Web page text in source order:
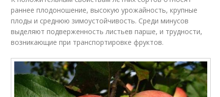
раннее плодоношение, высокую урожайность, крупные
плоды и среднюю зимоустойчивость. Среди минусов
выделяют подверженность листьев парше, и трудности,
возникающие при транспортировке фруктов.